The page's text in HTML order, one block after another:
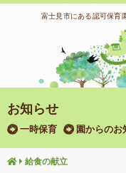
富士見市にある認可保育
お知らせ
一時保育 園からのお
給食の献立